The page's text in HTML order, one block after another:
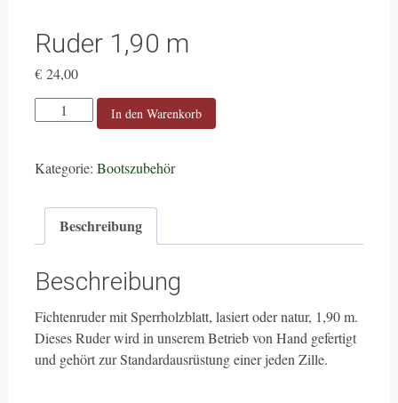
Ruder 1,90 m
€24,00
Ruder
1,90
Menge
In den Warenkorb
Kategorie: Bootszubehör
Beschreibung
Beschreibung
Fichtenruder mit Sperrholzblatt, lasiert oder natur, 1,90 m.
Dieses Ruder wird in unserem Betrieb von Hand gefertigt
und gehört zur Standardausrüstung einer jeden Zille.